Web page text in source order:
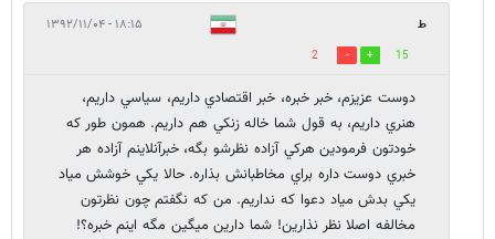
ط ۱۸:۱۵ - ۱۳۹۲/۱۱/۰۴
15
2
دوست عزيزم، خبر خبره، خبر اقتصادي داريم، سياسي داريم،
هنري داريم، به قول شما خاله زنكي هم داريم. همون طور كه
خودتون فرمودين هركي آزاده نظرشو بگه، خبرآنلاينم آزاده هر
خبري دوست داره براي مخاطبانش بذاره. حالا يكي خوشش مياد
يكي بدش مياد دعوا كه نداريم. من كه نگفتم چون نظرتون
مخالفه اصلا نظر نذارين! شما دارين ميگين مگه اينم خبره؟!